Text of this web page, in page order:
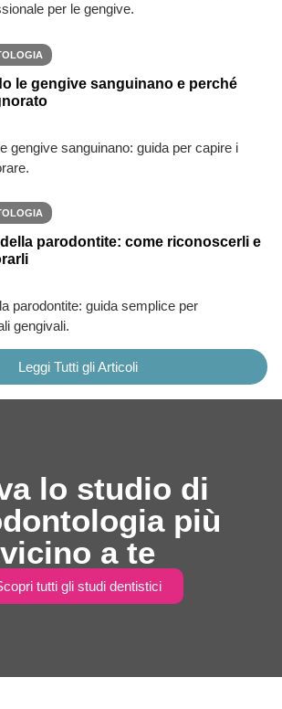
per le gengive.
le gengive sanguinano e perché
gengive sanguinano: guida per capire i
parodontite: come riconoscerli e
parodontite: guida semplice per
gengivali.
Leggi Tutti gli Articoli
lo studio di
più
vicino a te
tutti gli studi dentistici